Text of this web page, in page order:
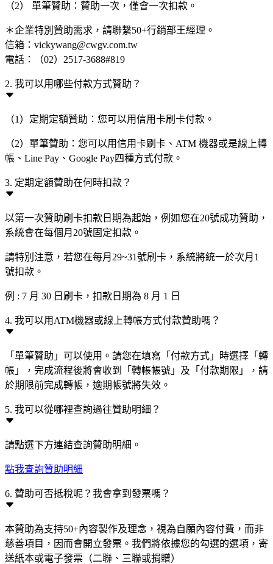
（2） 單筆贊助：贊助一次，僅會一次扣款。
＊企業特別贊助需求，請聯繫50+行銷部王經理。
信箱：vickywang@cwgv.com.tw
電話：（02）2517-3688#819
2. 我可以用哪些付款方式贊助？
（1）定期定額贊助：您可以用信用卡刷卡付款。
（2）單筆贊助：您可以用信用卡刷卡、ATM 機器或是線上轉
帳、Line Pay、Google Pay四種方式付款。
3. 定期定額贊助在何時扣款？
以第一次贊助刷卡扣款日期為起始，例如您在20號成功贊助，
系統會在每個月20號固定扣款。
請特別注意，若您在每月29~31號刷卡，系統將統一於次月1
號扣款。
例 : 7 月 30 日刷卡，扣款日期為 8 月 1 日
4. 我可以用ATM機器或線上轉帳方式付款贊助嗎？
「單筆贊助」可以使用。請您在填寫「付款方式」時選擇「轉
帳」，完成流程後將會收到「轉帳帳號」及「付款期限」，請
於期限前完成轉帳，逾期帳號將失效。
5. 我可以從哪裡查詢過往贊助明細？
請點選下方連結查詢贊助明細。
點我查詢贊助明細
6. 贊助可否抵稅呢？我會拿到發票嗎？
本贊助為支持50+內容製作及理念，視為自願內容付費，而非
慈善項目，因而會開立發票。我們將依據您的勾選的選項，寄
送紙本或電子發票（二聯、三聯或捐贈）